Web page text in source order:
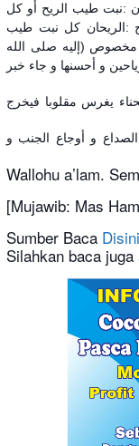
:نبت طيب الريح أو كل
:الريحان كل نبت طيب
مخصوص (إليه صلى الله
يغرس مقلوبا فيخرج
و أوجاع الجنب و
Wallohu a’lam.
[Mujawib: Mas
Sumber Baca Disini
Silahkan baca juga